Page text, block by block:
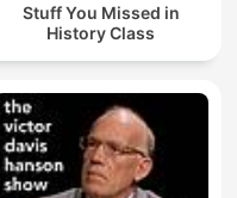
Stuff You Missed in
History Class